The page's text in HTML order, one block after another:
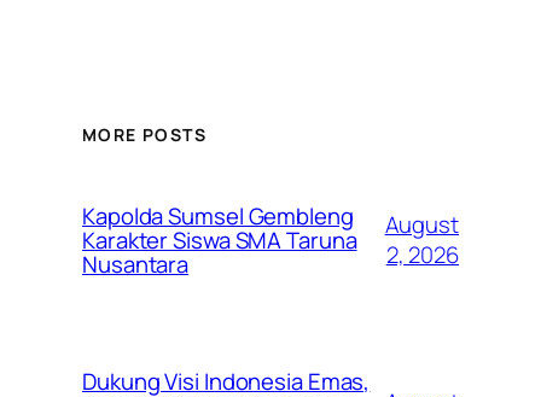
MORE POSTS
Kapolda Sumsel Gembleng
Karakter Siswa SMA Taruna
Nusantara
August
2, 2026
Dukung Visi Indonesia Emas,